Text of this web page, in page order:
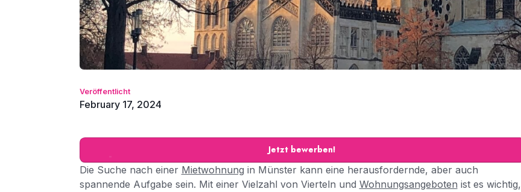
Veröffentlicht
February 17, 2024
Jetzt bewerben!
Die Suche nach einer Mietwohnung in Münster kann eine herausfordernde, aber auch
spannende Aufgabe sein. Mit einer Vielzahl von Vierteln und Wohnungsangeboten ist es wichtig,